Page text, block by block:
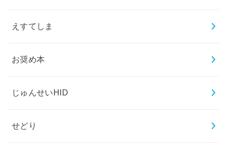
えすてしま
お奨め本
じゅんせいHID
せどり